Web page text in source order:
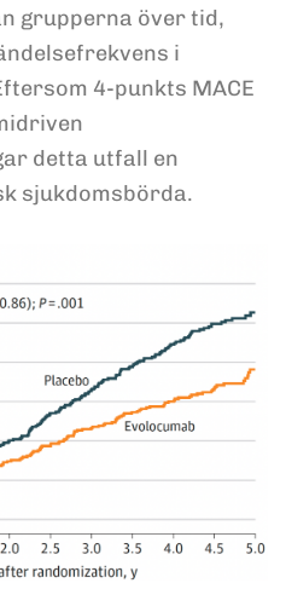
grupperna över tid,
i
4-punkts MACE
detta utfall en
sjukdomsbörda.